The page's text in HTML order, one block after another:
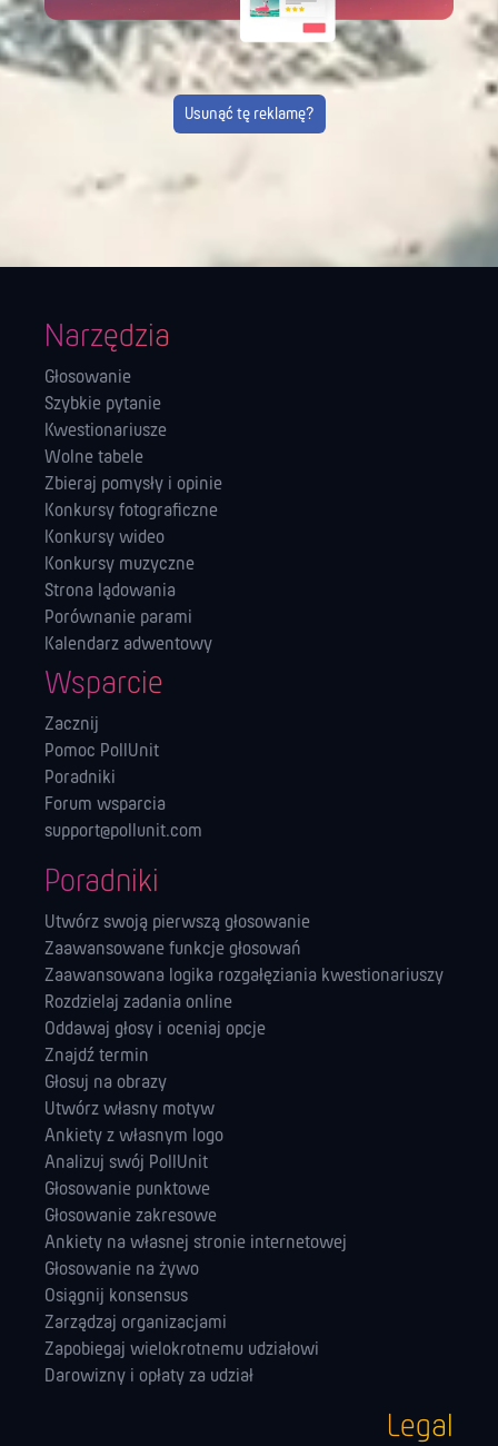
Usunąć tę reklamę?
Narzędzia
Głosowanie
Szybkie pytanie
Kwestionariusze
Wolne tabele
Zbieraj pomysły i opinie
Konkursy fotograficzne
Konkursy wideo
Konkursy muzyczne
Strona lądowania
Porównanie parami
Kalendarz adwentowy
Wsparcie
Zacznij
Pomoc PollUnit
Poradniki
Forum wsparcia
support@pollunit.com
Poradniki
Utwórz swoją pierwszą głosowanie
Zaawansowane funkcje głosowań
Zaawansowana logika rozgałęziania kwestionariuszy
Rozdzielaj zadania online
Oddawaj głosy i oceniaj opcje
Znajdź termin
Głosuj na obrazy
Utwórz własny motyw
Ankiety z własnym logo
Analizuj swój PollUnit
Głosowanie punktowe
Głosowanie zakresowe
Ankiety na własnej stronie internetowej
Głosowanie na żywo
Osiągnij konsensus
Zarządzaj orga­nizacjami
Zapobiegaj wielokrotnemu udziałowi
Darowizny i opłaty za udział
Legal